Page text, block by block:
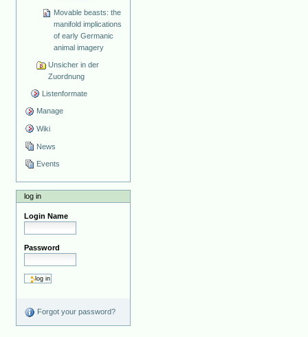
Movable beasts: the
manifold implications
of early Germanic
animal imagery
Unsicher in der
Zuordnung
Listenformate
Manage
Wiki
News
Events
log in
Login Name
Password
Forgot your password?